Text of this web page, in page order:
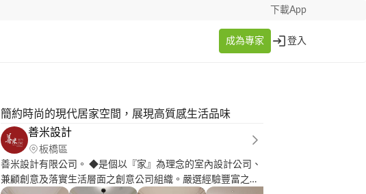
下載App
成為專家 登入
簡約時尚的現代居家空間，展現高質感生活品味
善米設計
板橋區
善米設計有限公司。 ◆是個以『家』為理念的室內設計公司、
兼顧創意及落實生活層面之創意公司組織。嚴選經驗豐富之專